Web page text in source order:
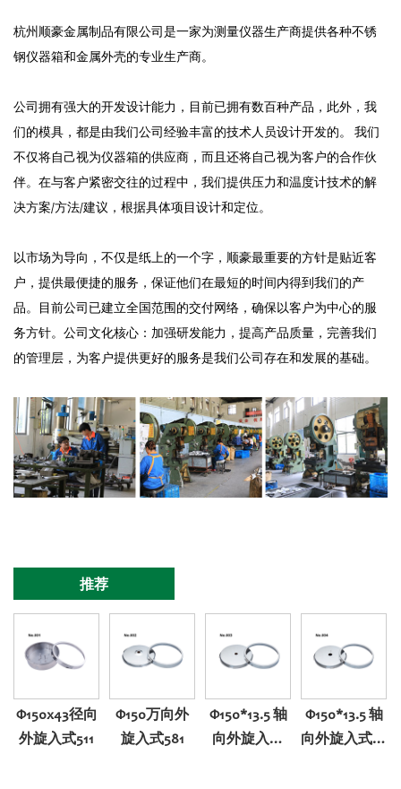
杭州顺豪金属制品有限公司是一家为测量仪器生产商提供各种不锈
钢仪器箱和金属外壳的专业生产商。
公司拥有强大的开发设计能力，目前已拥有数百种产品，此外，我
们的模具，都是由我们公司经验丰富的技术人员设计开发的。 我们
不仅将自己视为仪器箱的供应商，而且还将自己视为客户的合作伙
伴。在与客户紧密交往的过程中，我们提供压力和温度计技术的解
决方案/方法/建议，根据具体项目设计和定位。
以市场为导向，不仅是纸上的一个字，顺豪最重要的方针是贴近客
户，提供最便捷的服务，保证他们在最短的时间内得到我们的产
品。目前公司已建立全国范围的交付网络，确保以客户为中心的服
务方针。公司文化核心：加强研发能力，提高产品质量，完善我们
的管理层，为客户提供更好的服务是我们公司存在和发展的基础。
推荐
Φ150x43径向
外旋入式511
Φ150万向外
旋入式581
Φ150*13.5 轴
向外旋入式
Φ150*13.5 轴
向外旋入式带